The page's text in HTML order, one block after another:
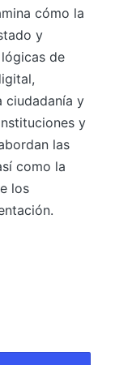
cómo la
y
de
ciudadanía y
y
las
como la
los